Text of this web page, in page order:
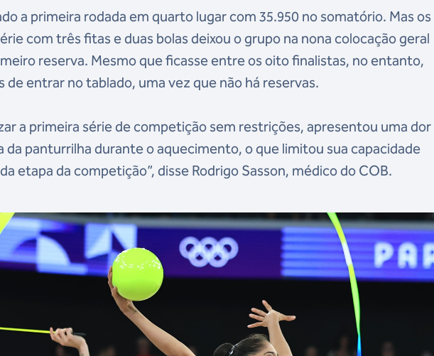
a primeira rodada em quarto lugar com 35.950 no somatório. Mas os
com três fitas e duas bolas deixou o grupo na nona colocação geral
reserva. Mesmo que ficasse entre os oito finalistas, no entanto,
de entrar no tablado, uma vez que não há reservas.
a primeira série de competição sem restrições, apresentou uma dor
da panturrilha durante o aquecimento, o que limitou sua capacidade
etapa da competição”, disse Rodrigo Sasson, médico do COB.